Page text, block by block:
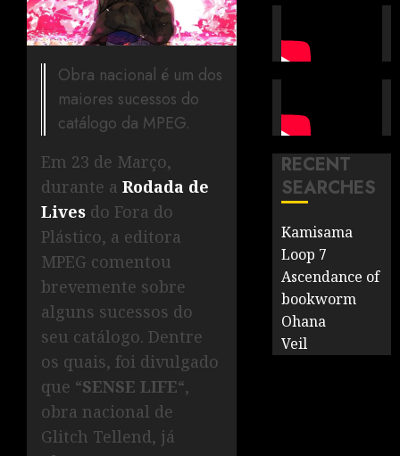
Obra nacional é um dos
maiores sucessos do
catálogo da MPEG.
Em 23 de Março,
durante a Rodada de
Lives do Fora do
Plástico, a editora
MPEG comentou
brevemente sobre
alguns sucessos do
seu catálogo. Dentre
os quais, foi divulgado
que “SENSE LIFE“,
obra nacional de
Glitch Tellend, já
RECENT
SEARCHES
Kamisama
Loop 7
Ascendance of
bookworm
Ohana
Veil